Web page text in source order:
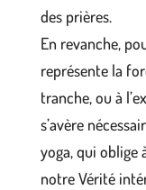
des prières.
En revanche,
représente la
tranche, ou à
s’avère
yoga, qui oblige
notre Vérité